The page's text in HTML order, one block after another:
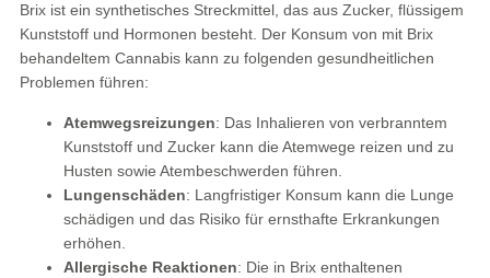
Brix ist ein synthetisches Streckmittel, das aus Zucker, flüssigem
Kunststoff und Hormonen besteht. Der Konsum von mit Brix
behandeltem Cannabis kann zu folgenden gesundheitlichen
Problemen führen:
Atemwegsreizungen: Das Inhalieren von verbranntem
Kunststoff und Zucker kann die Atemwege reizen und zu
Husten sowie Atembeschwerden führen.
Lungenschäden: Langfristiger Konsum kann die Lunge
schädigen und das Risiko für ernsthafte Erkrankungen
erhöhen.
Allergische Reaktionen: Die in Brix enthaltenen